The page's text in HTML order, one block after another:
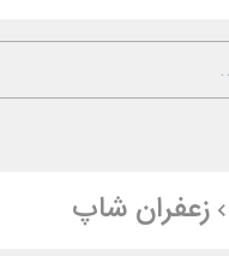
زعفران شاپ